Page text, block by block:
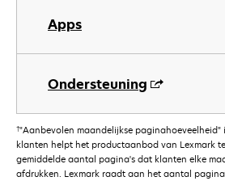
Apps
Ondersteuning
†"Aanbevolen maandelijkse paginahoeveelheid"
klanten helpt het productaanbod van Lexmark
gemiddelde aantal pagina's dat klanten elke
afdrukken. Lexmark raadt aan het aantal